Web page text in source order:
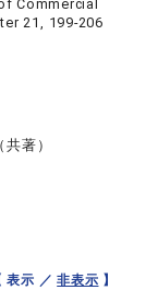
Commercial
21, 199-206
著）
表示 ／非表示 】